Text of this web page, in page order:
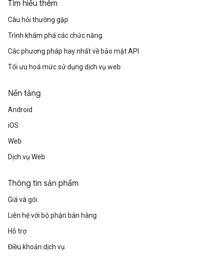
Tìm hiểu thêm
Câu hỏi thường gặp
Trình khám phá các chức năng
Các phương pháp hay nhất về bảo mật API
Tối ưu hoá mức sử dụng dịch vụ web
Nền tảng
Android
iOS
Web
Dịch vụ Web
Thông tin sản phẩm
Giá và gói
Liên hệ với bộ phận bán hàng
Hỗ trợ
Điều khoản dịch vụ